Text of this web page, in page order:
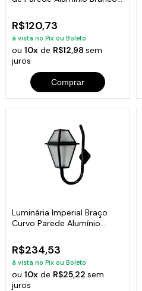
R$120,73
à vista no Pix ou Boleto
ou10x de R$12,98sem
juros
Comprar
Luminária Imperial Braço
Curvo Parede Alumínio
R$234,53
à vista no Pix ou Boleto
ou10x de R$25,22sem
juros